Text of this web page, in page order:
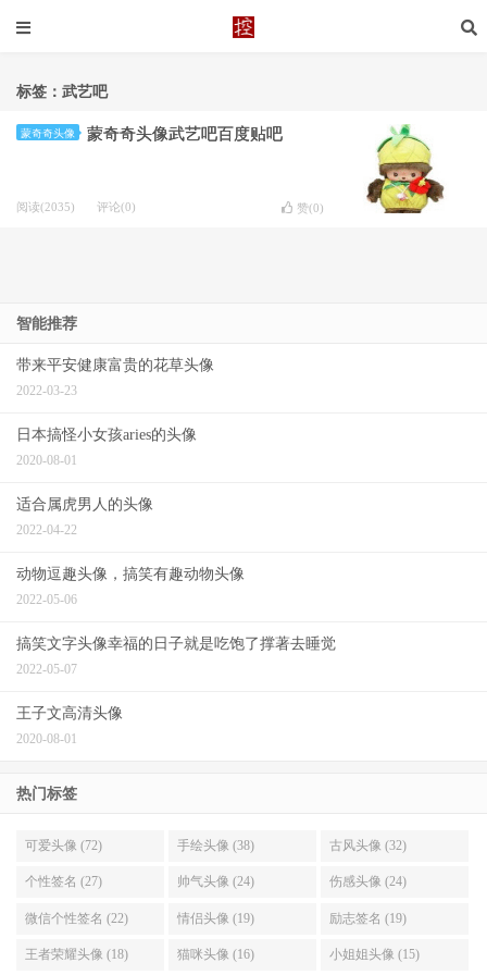
标签：武艺吧
蒙奇奇头像 蒙奇奇头像武艺吧百度贴吧
阅读(2035) 评论(0) 赞(0)
智能推荐
带来平安健康富贵的花草头像
2022-03-23
日本搞怪小女孩aries的头像
2020-08-01
适合属虎男人的头像
2022-04-22
动物逗趣头像，搞笑有趣动物头像
2022-05-06
搞笑文字头像幸福的日子就是吃饱了撑著去睡觉
2022-05-07
王子文高清头像
2020-08-01
热门标签
可爱头像 (72) 手绘头像 (38) 古风头像 (32)
个性签名 (27) 帅气头像 (24) 伤感头像 (24)
微信个性签名 (22) 情侣头像 (19) 励志签名 (19)
王者荣耀头像 (18) 猫咪头像 (16) 小姐姐头像 (15)